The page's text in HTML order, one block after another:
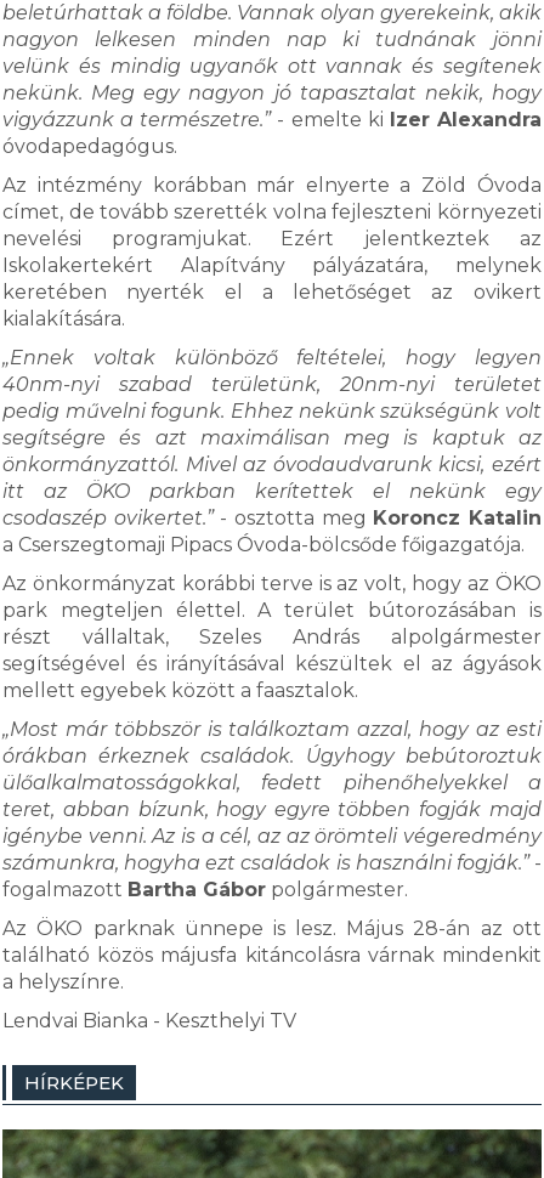
beletúrhattak a földbe. Vannak olyan gyerekeink, akik
nagyon lelkesen minden nap ki tudnának jönni
velünk és mindig ugyanők ott vannak és segítenek
nekünk. Meg egy nagyon jó tapasztalat nekik, hogy
vigyázzunk a természetre.”- emelte ki Izer Alexandra
óvodapedagógus.
Az intézmény korábban már elnyerte a Zöld Óvoda
címet, de tovább szerették volna fejleszteni környezeti
nevelési programjukat. Ezért jelentkeztek az
Iskolakertekért Alapítvány pályázatára, melynek
keretében nyerték el a lehetőséget az ovikert
kialakítására.
„Ennek voltak különböző feltételei, hogy legyen
40nm-nyi szabad területünk, 20nm-nyi területet
pedig művelni fogunk. Ehhez nekünk szükségünk volt
segítségre és azt maximálisan meg is kaptuk az
önkormányzattól. Mivel az óvodaudvarunk kicsi, ezért
itt az ÖKO parkban kerítettek el nekünk egy
csodaszép ovikertet.”- osztotta meg Koroncz Katalin
a Cserszegtomaji Pipacs Óvoda-bölcsőde főigazgatója.
Az önkormányzat korábbi terve is az volt, hogy az ÖKO
park megteljen élettel. A terület bútorozásában is
részt vállaltak, Szeles András alpolgármester
segítségével és irányításával készültek el az ágyások
mellett egyebek között a faasztalok.
„Most már többször is találkoztam azzal, hogy az esti
órákban érkeznek családok. Úgyhogy bebútoroztuk
ülőalkalmatosságokkal, fedett pihenőhelyekkel a
teret, abban bízunk, hogy egyre többen fogják majd
igénybe venni. Az is a cél, az az örömteli végeredmény
számunkra, hogyha ezt családok is használni fogják.”-
fogalmazott Bartha Gábor polgármester.
Az ÖKO parknak ünnepe is lesz. Május 28-án az ott
található közös májusfa kitáncolásra várnak mindenkit
a helyszínre.
Lendvai Bianka - Keszthelyi TV
HÍRKÉPEK